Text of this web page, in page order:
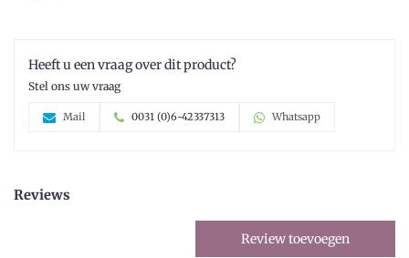
Heeft u een vraag over dit product?
Stel ons uw vraag
Mail 0031 (0)6-42337313 Whatsapp
Reviews
Review toevoegen